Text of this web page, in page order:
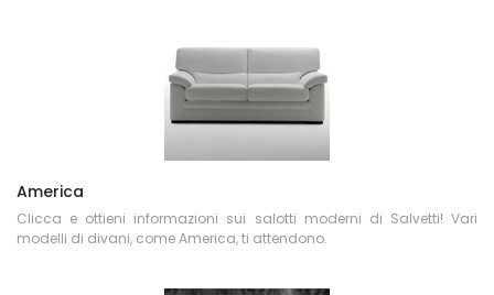
America
Clicca e ottieni informazioni sui salotti moderni di Salvetti! Vari
modelli di divani, come America, ti attendono.